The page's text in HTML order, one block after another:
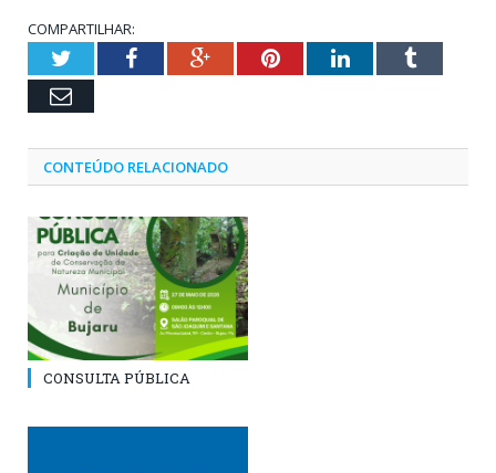
COMPARTILHAR:
TwitterFacebookGoogle+PinterestLinkedInTumblr
Email
CONTEÚDO RELACIONADO
CONSULTA PÚBLICA